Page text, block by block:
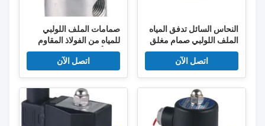
النحاس السائل تدفق المياه
الملف اللولبي صمام مغلق
درجة حرارة عالية
اتصل الآن
صمامات الملف اللولبي
للمياه من الفولاذ المقاوم
للصدأ تعمل مباشرة
اتصل الآن